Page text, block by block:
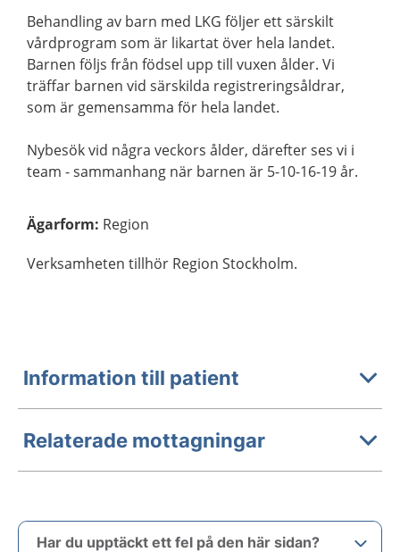
Behandling av barn med LKG följer ett särskilt
vårdprogram som är likartat över hela landet.
Barnen följs från födsel upp till vuxen ålder. Vi
träffar barnen vid särskilda registreringsåldrar,
som är gemensamma för hela landet.
Nybesök vid några veckors ålder, därefter ses vi i
team - sammanhang när barnen är 5-10-16-19 år.
Ägarform: Region
Verksamheten tillhör Region Stockholm.
Information till patient
Relaterade mottagningar
Har du upptäckt ett fel på den här sidan?